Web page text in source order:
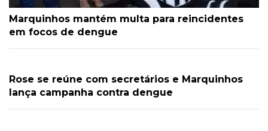
Marquinhos mantém multa para reincidentes
em focos de dengue
Rose se reúne com secretários e Marquinhos
lança campanha contra dengue